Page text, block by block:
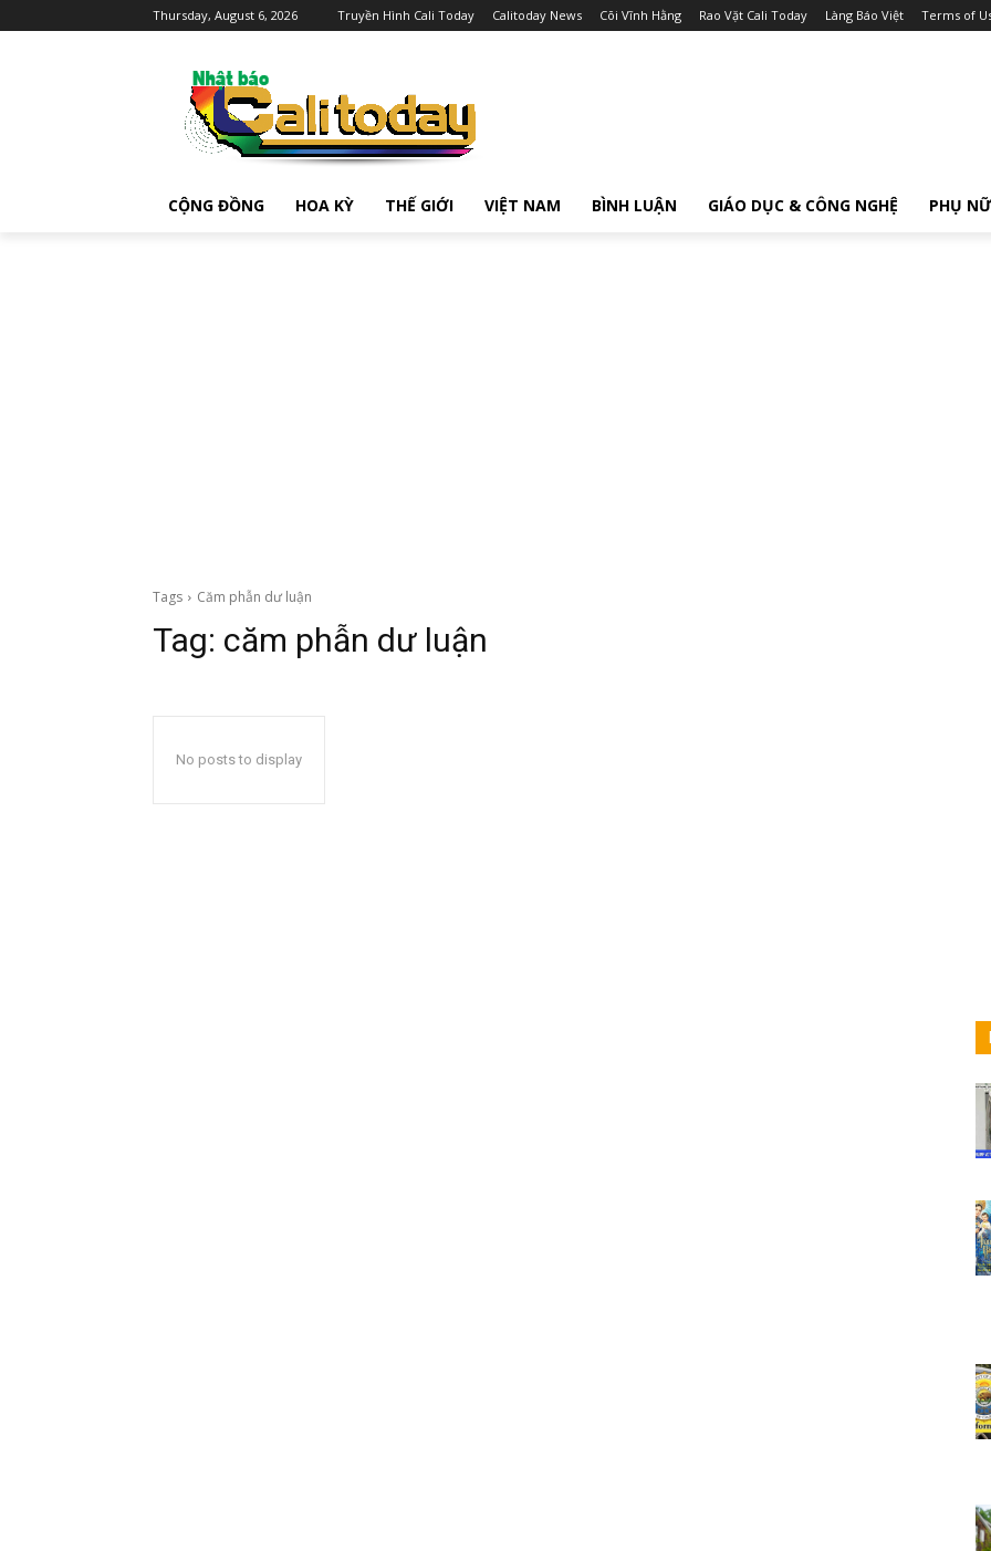
Thursday, August 6, 2026 Truyền Hình Cali Today Calitoday News Cõi Vĩnh Hằng Rao Vặt Cali Today Làng Báo Việt Terms of
CỘNG ĐỒNG HOA KỲ THẾ GIỚI VIỆT NAM BÌNH LUẬN GIÁO DỤC & CÔNG NGHỆ PHỤ NỮ
Tags Căm phẫn dư luận
Tag: căm phẫn dư luận
No posts to display